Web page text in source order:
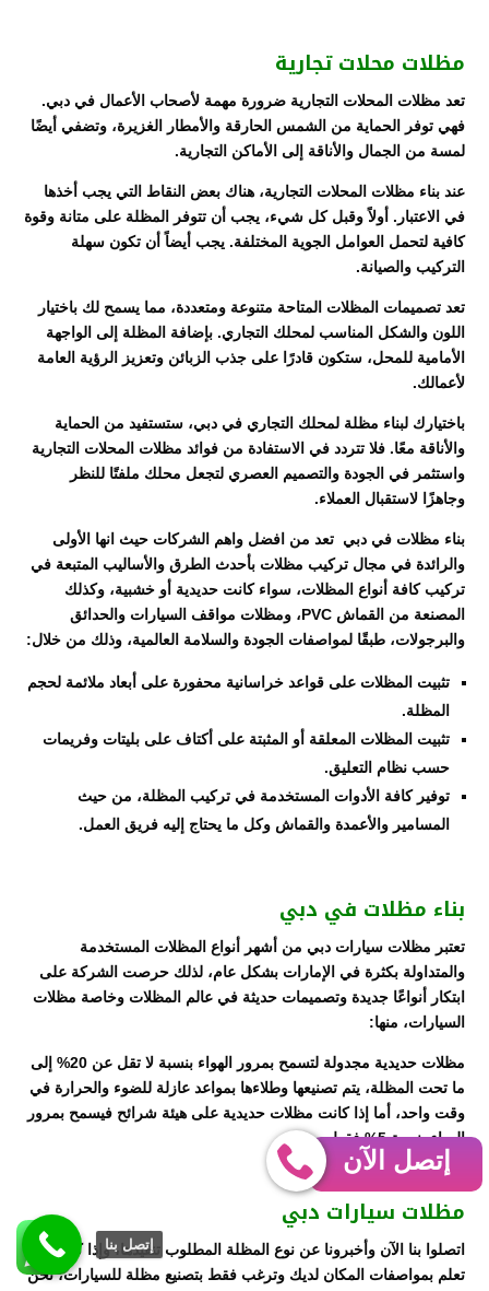
مظلات محلات تجارية
تعد مظلات المحلات التجارية ضرورة مهمة لأصحاب الأعمال في دبي.
فهي توفر الحماية من الشمس الحارقة والأمطار الغزيرة، وتضفي أيضًا
لمسة من الجمال والأناقة إلى الأماكن التجارية.
عند بناء مظلات المحلات التجارية، هناك بعض النقاط التي يجب أخذها
في الاعتبار. أولاً وقبل كل شيء، يجب أن تتوفر المظلة على متانة وقوة
كافية لتحمل العوامل الجوية المختلفة. يجب أيضاً أن تكون سهلة
التركيب والصيانة.
تعد تصميمات المظلات المتاحة متنوعة ومتعددة، مما يسمح لك باختيار
اللون والشكل المناسب لمحلك التجاري. بإضافة المظلة إلى الواجهة
الأمامية للمحل، ستكون قادرًا على جذب الزبائن وتعزيز الرؤية العامة
لأعمالك.
باختيارك لبناء مظلة لمحلك التجاري في دبي، ستستفيد من الحماية
والأناقة معًا. فلا تتردد في الاستفادة من فوائد مظلات المحلات التجارية
واستثمر في الجودة والتصميم العصري لتجعل محلك ملفتًا للنظر
وجاهزًا لاستقبال العملاء.
بناء مظلات في دبي تعد من افضل واهم الشركات حيث انها الأولى
والرائدة في مجال تركيب مظلات بأحدث الطرق والأساليب المتبعة في
تركيب كافة أنواع المظلات، سواء كانت حديدية أو خشبية، وكذلك
المصنعة من القماش PVC، ومظلات مواقف السيارات والحدائق
والبرجولات، طبقًا لمواصفات الجودة والسلامة العالمية، وذلك من خلال:
تثبيت المظلات على قواعد خراسانية محفورة على أبعاد ملائمة لحجم
المظلة.
تثبيت المظلات المعلقة أو المثبتة على أكتاف على بليتات وفريمات
حسب نظام التعليق.
توفير كافة الأدوات المستخدمة في تركيب المظلة، من حيث
المسامير والأعمدة والقماش وكل ما يحتاج إليه فريق العمل.
بناء مظلات في دبي
تعتبر مظلات سيارات دبي من أشهر أنواع المظلات المستخدمة
والمتداولة بكثرة في الإمارات بشكل عام، لذلك حرصت الشركة على
ابتكار أنواعًا جديدة وتصميمات حديثة في عالم المظلات وخاصة مظلات
السيارات، منها:
مظلات حديدية مجدولة لتسمح بمرور الهواء بنسبة لا تقل عن 20% إلى
ما تحت المظلة، يتم تصنيعها وطلاءها بمواعد عازلة للضوء والحرارة في
وقت واحد، أما إذا كانت مظلات حديدية على هيئة شرائح فيسمح بمرور
الهواء بنسبة 5% فقط.
مظلات سيارات دبي
اتصلوا بنا الآن وأخبرونا عن نوع المظلة المطلوب تنفيذها، وإذا كنت لا
تعلم بمواصفات المكان لديك وترغب فقط بتصنيع مظلة للسيارات، نحن
إتصل الآن
إتصل بنا